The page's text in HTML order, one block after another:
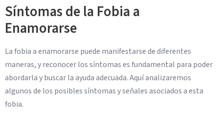
Síntomas de la Fobia a
Enamorarse
La fobia a enamorarse puede manifestarse de diferentes
maneras, y reconocer los síntomas es fundamental para poder
abordarla y buscar la ayuda adecuada. Aquí analizaremos
algunos de los posibles síntomas y señales asociados a esta
fobia.